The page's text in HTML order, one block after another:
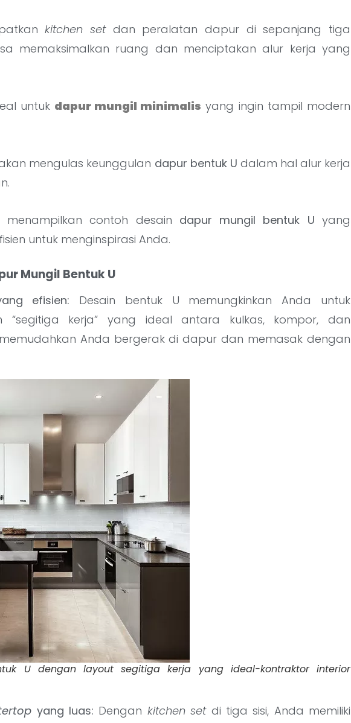
kitchen setdan peralatan dapur di sepanjang tiga
memaksimalkan ruang dan menciptakan alur kerja yang
untuk dapur mungil minimalis yang ingin tampil modern
mengulas keunggulan dapur bentuk U dalam hal alur kerja
contoh desain dapur mungil bentuk U yang
untuk menginspirasi Anda.
Mungil Bentuk U
efisien: Desain bentuk U memungkinkan Anda untuk
“segitiga kerja” yang ideal antara kulkas, kompor, dan
Anda bergerak di dapur dan memasak dengan
U dengan layout segitiga kerja yang ideal-kontraktor interior
yang luas: Dengan kitchen setdi tiga sisi, Anda memiliki